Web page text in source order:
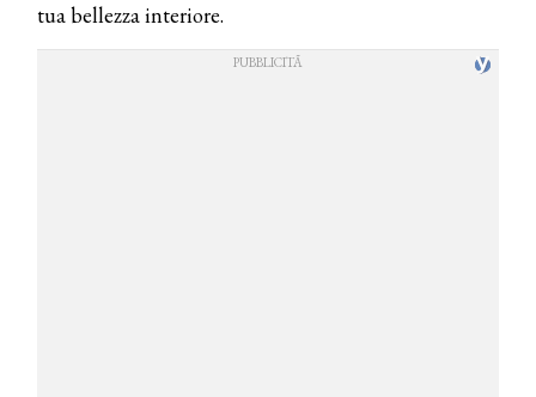
tua bellezza interiore.